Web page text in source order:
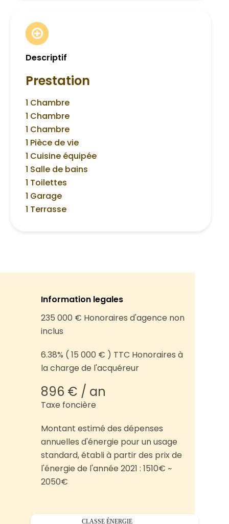
Descriptif
Prestation
1 Chambre
1 Chambre
1 Chambre
1 Pièce de vie
1 Cuisine équipée
1 Salle de bains
1 Toilettes
1 Garage
1 Terrasse
Information legales
235 000 € Honoraires d'agence non
inclus
6.38% ( 15 000 € ) TTC Honoraires à
la charge de l'acquéreur
896 € / an
Taxe foncière
Montant estimé des dépenses
annuelles d'énergie pour un usage
standard, établi à partir des prix de
l'énergie de l'année 2021 : 1510€ ~
2050€